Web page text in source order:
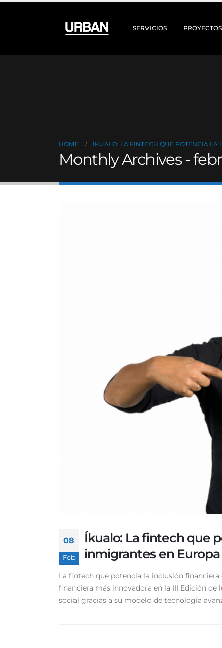
SERVICIOS PROYECTOS
HOME ÍKUALO: LA FINTECH QUE POTENCIA LA
Monthly Archives -
08
Feb
Íkualo: La fintech que
inmigrantes en Europa
La fintech que potencia la inclusión
financiera más innovadora en la III Edición
social gracias a su modelo de tecnología